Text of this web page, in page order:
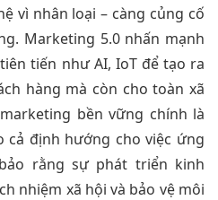
vì nhân loại – càng củng cố
Marketing 5.0 nhấn mạnh
tiến như AI, IoT để tạo ra
hàng mà còn cho toàn xã
bền vững chính là
cả định hướng cho việc ứng
rằng sự phát triển kinh
nhiệm xã hội và bảo vệ môi